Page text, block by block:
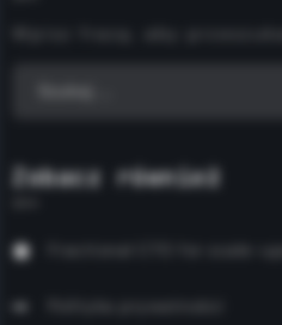
Zobacz również